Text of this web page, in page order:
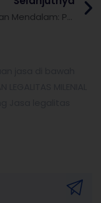
Panduan Mendalam: Pengertian dan Pentingnya Akta Notaris dalam Pendirian PT